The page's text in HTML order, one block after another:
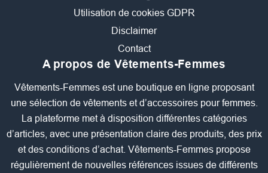
Utilisation de cookies GDPR
Disclaimer
Contact
A propos de Vêtements-Femmes
Vêtements-Femmes est une boutique en ligne proposant
une sélection de vêtements et d’accessoires pour femmes.
La plateforme met à disposition différentes catégories
d’articles, avec une présentation claire des produits, des prix
et des conditions d’achat. Vêtements-Femmes propose
régulièrement de nouvelles références issues de différents